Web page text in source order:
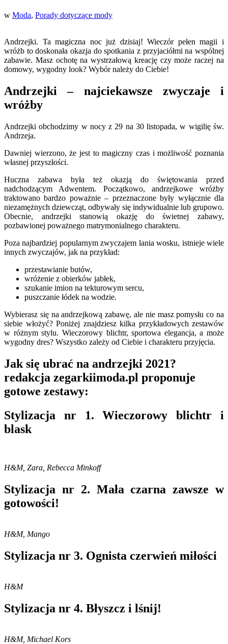
w Moda, Porady dotyczące mody
Andrzejki. Ta magiczna noc już dzisiaj! Wieczór pełen magii i
wróżb to doskonała okazja do spotkania z przyjaciółmi na wspólnej
zabawie. Masz ochotę na wystrzałową kreację czy może raczej na
domowy, wygodny look? Wybór należy do Ciebie!
Andrzejki – najciekawsze zwyczaje i
wróżby
Andrzejki obchodzimy w nocy z 29 na 30 listopada, w wigilię św.
Andrzeja.
Dawniej wierzono, że jest to magiczny czas i możliwość poznania
własnej przyszłości.
Huczna zabawa była też okazją do świętowania przed
nadchodzącym Adwentem. Początkowo, andrzejkowe wróżby
traktowano bardzo poważnie – przeznaczone były wyłącznie dla
niezamężnych dziewcząt, odbywały się indywidualnie lub grupowo.
Obecnie, andrzejki stanowią okazję do świetnej zabawy,
pozbawionej poważnego matrymonialnego charakteru.
Poza najbardziej popularnym zwyczajem lania wosku, istnieje wiele
innych zwyczajów, jak na przykład:
przestawianie butów,
wróżenie z obierków jabłek,
szukanie imion na tekturowym sercu,
puszczanie łódek na wodzie.
Wybierasz się na andrzejkową zabawę, ale nie masz pomysłu co na
siebie włożyć? Poniżej znajdziesz kilka przykładowych zestawów
w różnym stylu. Wieczorowy blichtr, sportowa elegancja, a może
wygodny dres? Wszystko zależy od Ciebie i charakteru przyjęcia.
Jak się ubrać na andrzejki 2021?
redakcja zegarkiimoda.pl proponuje
gotowe zestawy:
Stylizacja nr 1. Wieczorowy blichtr i
blask
H&M, Zara, Rebecca Minkoff
Stylizacja nr 2. Mała czarna zawsze w
gotowości!
H&M, Mango
Stylizacja nr 3. Ognista czerwień miłości
H&M
Stylizacja nr 4. Błyszcz i lśnij!
H&M, Michael Kors